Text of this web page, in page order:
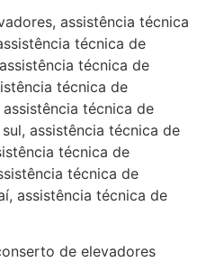
assistência técnica
técnica de
técnica de
técnica de
técnica de
assistência técnica de
técnica de
técnica de
assistência técnica de
de elevadores